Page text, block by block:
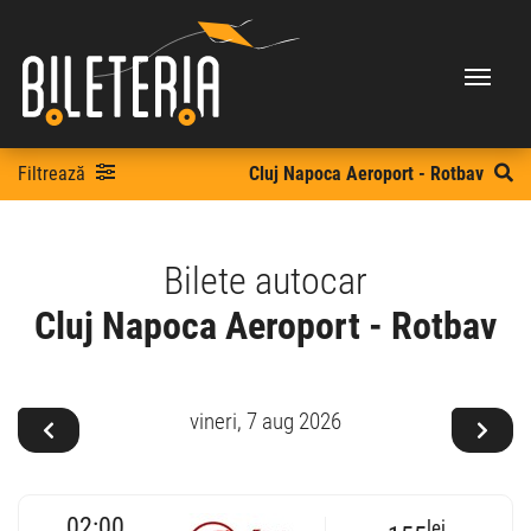
Filtrează Cluj Napoca Aeroport - Rotbav
Bilete autocar
Cluj Napoca Aeroport - Rotbav
vineri, 7 aug 2026